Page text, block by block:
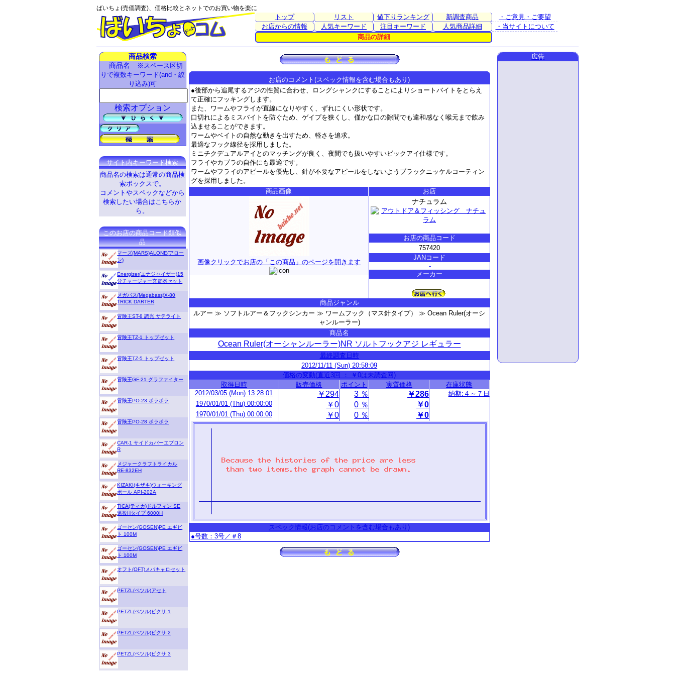
ばいちょ(売価調査)、価格比較とネットでのお買い物を楽に
トップ リスト 値下りランキング
新調査商品
お店からの情報
人気キーワード 注目キーワード
人気商品詳細
商品の詳細
・ご意見・ご要望
・当サイトについて
お店のコメント(スペック情報を含む場合もあり)
●後部から追尾するアジの性質に合わせ、ロングシャンクにすることによりショートバイトをとらえ
て正確にフッキングします。
また、ワームやフライが直線になりやすく、ずれにくい形状です。
口切れによるミスバイトを防ぐため、ゲイプを狭くし、僅かな口の隙間でも違和感なく喉元まで飲み
込ませることができます。
ワームやベイトの自然な動きを出すため、軽さを追求。
最適なフック線径を採用しました。
ミニチクデュアルアイとのマッチングが良く、夜間でも扱いやすいビックアイ仕様です。
フライやカブラの自作にも最適です。
ワームやフライのアピールを優先し、針が不要なアピールをしないようブラックニッケルコーティン
グを採用しました。
商品画像
画像クリックでお店の「この商品」のページを開きます
お店
ナチュラム
お店の商品コード
757420
JANコード
-
メーカー
商品ジャンル
ルアー ≫ ソフトルアー＆フックシンカー ≫ ワームフック（マス針タイプ） ≫ Ocean Ruler(オーシ
ャンルーラー)
商品名
Ocean Ruler(オーシャンルーラー)NR ソルトフックアジ レギュラー
最終調査日時
2012/11/11 (Sun) 20:58:09
価格の変動(直近3回 ： ￥0は未調査回)
取得日時
販売価格 ポイント 実質価格
在庫状態
2012/03/05 (Mon) 13:28:01
￥294 3 ％ ￥286
納期:４～７日
1970/01/01 (Thu) 00:00:00
￥0 0 ％ ￥0
1970/01/01 (Thu) 00:00:00 ￥0 0 ％ ￥0
スペック情報(お店のコメントを含む場合もあり)
●号数：3号／＃8
商品検索
商品名
※スペース区切
りで複数キーワード(and・絞
り込み)可
検索オプション
サイト内キーワード検索
商品名の検索は通常の商品検
索ボックスで。
コメントやスペックなどから
検索したい場合はこちらか
ら。
このお店の商品コード類似
品
マーズ(MARS)ALONE(アロー
ン)
Energizer(エナジャイザー)15
分チャージャー充電器セット
メガバス(Megabass)X-80
TRICK DARTER
冒険王ST-8 調光 サテライト
冒険王TZ-1 トップゼット
冒険王TZ-5 トップゼット
冒険王GF-21 グラファイター
冒険王PO-23 ポラポラ
冒険王PO-28 ポラポラ
CAR-1 サイドカバーエプロン
R
メジャークラフトライカル
RE-832EH
KIZAKI(キザキ)ウォーキング
ポール API-202A
TICA(ティカ)ドルフィン SE
遠投Hタイプ 6000H
ゴーセン(GOSEN)PE エギビ
ト 100M
ゴーセン(GOSEN)PE エギビ
ト 100M
オフト(OFT)メバキャロセット
PETZL(ペツル)アセト
PETZL(ペツル)ピクサ 1
PETZL(ペツル)ピクサ 2
PETZL(ペツル)ピクサ 3
広告